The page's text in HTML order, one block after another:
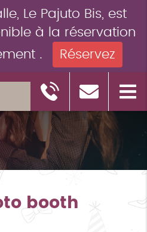
Le Pajuto Bis, est
à la réservation
.
Réservez
booth